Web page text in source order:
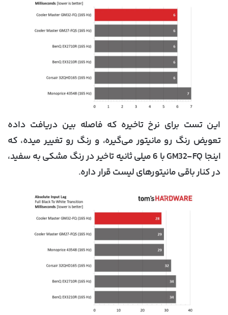
این تست برای نرخ تاخیره که فاصله بین دریافت داده
تعویض رنگ رو مانیتور می‌گیره، و رنگ رو تغییر میده، که
اینجا GM32-FQ با 6 میلی ثانیه تاخیر در رنگ مشکی به سفید،
در کنار باقی مانیتورهای لیست قرار داره.